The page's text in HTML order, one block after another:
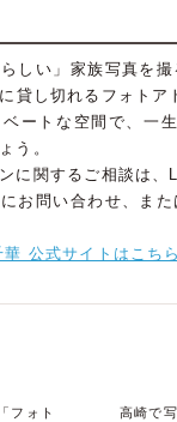
しい」家族写真を
貸し切れるフォトア
ートな空間で、一
う。
に関するご相談は、
お問い合わせ、ま
公式サイトはこちら
フォト
高崎で